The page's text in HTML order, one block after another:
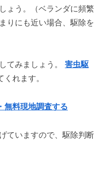
ょう。（ベランダに頻繁
りにも近い場合、駆除を
てみましょう。 害虫駆
れます。
無料現地調査する
ていますので、駆除判断